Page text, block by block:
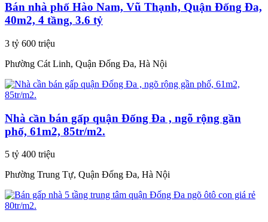
Bán nhà phố Hào Nam, Vũ Thạnh, Quận Đống Đa,
40m2, 4 tầng, 3.6 tỷ
3 tỷ 600 triệu
Phường Cát Linh, Quận Đống Đa, Hà Nội
Nhà cần bán gấp quận Đống Đa , ngõ rộng gần
phố, 61m2, 85tr/m2.
5 tỷ 400 triệu
Phường Trung Tự, Quận Đống Đa, Hà Nội